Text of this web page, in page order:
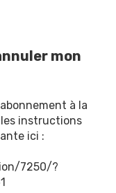
mon
à la
instructions
ici :
7250/?